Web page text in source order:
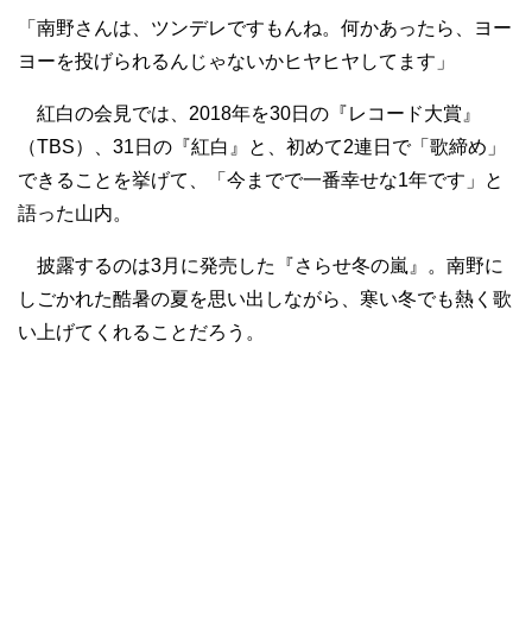
「南野さんは、ツンデレですもんね。何かあったら、ヨー
ヨーを投げられるんじゃないかヒヤヒヤしてます」
紅白の会見では、2018年を30日の『レコード大賞』
（TBS）、31日の『紅白』と、初めて2連日で「歌締め」
できることを挙げて、「今までで一番幸せな1年です」と
語った山内。
披露するのは3月に発売した『さらせ冬の嵐』。南野に
しごかれた酷暑の夏を思い出しながら、寒い冬でも熱く歌
い上げてくれることだろう。